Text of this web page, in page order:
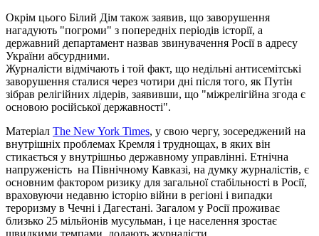
Окрім цього Білий Дім також заявив, що заворушення
нагадують "погроми" з попередніх періодів історії, а
державний департамент назвав звинувачення Росії в адресу
України абсурдними.
Журналісти відмічають і той факт, що недільні антисемітські
заворушення сталися через чотири дні після того, як Путін
зібрав релігійних лідерів, заявивши, що "міжрелігійна згода є
основою російської державності".
Матеріал The New York Times, у свою чергу, зосереджений на
внутрішніх проблемах Кремля і труднощах, в яких він
стикається у внутрішньо державному управлінні. Етнічна
напруженість на Північному Кавказі, на думку журналістів, є
основним фактором ризику для загальної стабільності в Росії,
враховуючи недавню історію війни в регіоні і випадки
тероризму в Чечні і Дагестані. Загалом у Росії проживає
близько 25 мільйонів мусульман, і це населення зростає
швидкими темпами, додають журналісти.